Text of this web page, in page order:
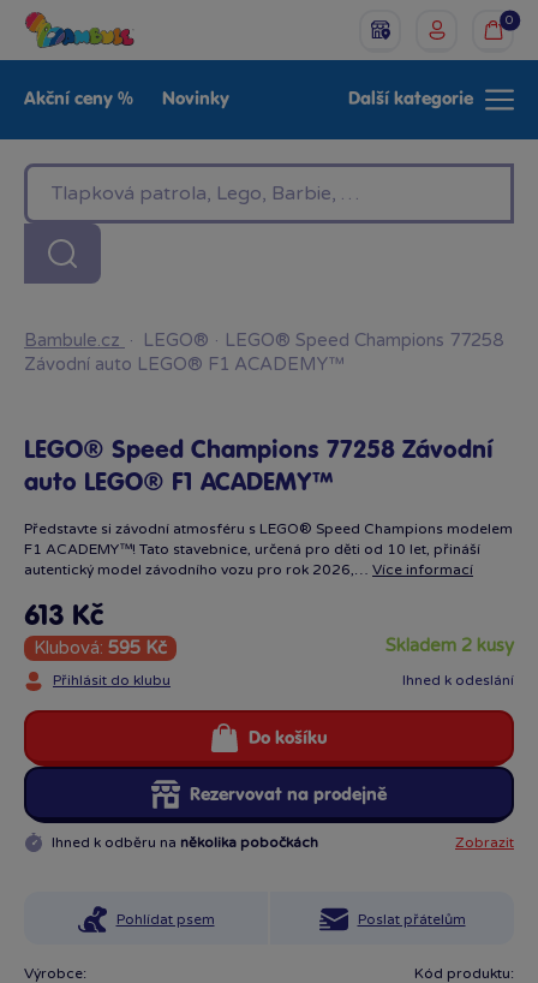
0
Akční ceny % Novinky
LEGO®
Baby Značky
Další kategorie
Bambule.cz · LEGO® · LEGO® Speed Champions 77258
Závodní auto LEGO® F1 ACADEMY™
LEGO® Speed Champions 77258 Závodní
auto LEGO® F1 ACADEMY™
Představte si závodní atmosféru s LEGO® Speed Champions modelem
F1 ACADEMY™! Tato stavebnice, určená pro děti od 10 let, přináší
autentický model závodního vozu pro rok 2026,… Více informací
613 Kč
Klubová: 595 Kč
Přihlásit do klubu
skladem 2 kusy
Ihned k odeslání
Rezervovat na prodejně
Do košíku
Ihned k odběru na několika pobočkách Zobrazit
Pohlídat psem Poslat přátelům
Výrobce:
Kód produktu: